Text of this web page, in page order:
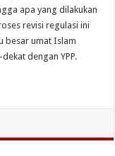
apa yang dilakukan
revisi regulasi ini
besar umat Islam
dengan YPP.